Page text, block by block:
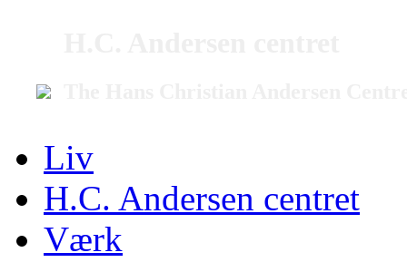
Liv
H.C. Andersen centret
Værk